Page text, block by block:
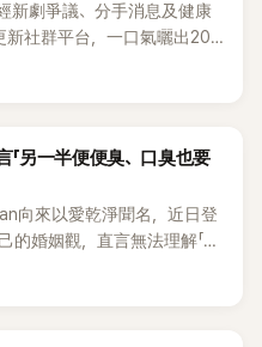
新劇爭議、分手消息及健康
社群平台，一口氣曬出20
不過，比起照片本身，更引
另一半便便臭、口臭也要
向來以愛乾淨聞名，近日登
的婚姻觀，直言無法理解「連
說法，更大方表明自己是不